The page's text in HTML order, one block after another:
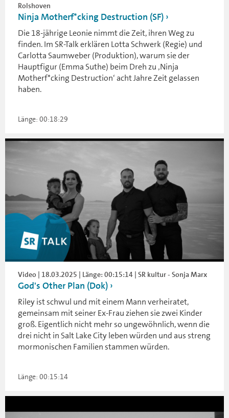
Rolshoven
Ninja Motherf*cking Destruction (SF)
Die 18-jährige Leonie nimmt die Zeit, ihren Weg zu
finden. Im SR-Talk erklären Lotta Schwerk (Regie) und
Carlotta Saumweber (Produktion), warum sie der
Hauptfigur (Emma Suthe) beim Dreh zu ‚Ninja
Motherf*cking Destruction‘ acht Jahre Zeit gelassen
haben.
Länge: 00:18:29
Video | 18.03.2025 | Länge: 00:15:14 | SR kultur - Sonja Marx
God's Other Plan (Dok)
Riley ist schwul und mit einem Mann verheiratet,
gemeinsam mit seiner Ex-Frau ziehen sie zwei Kinder
groß. Eigentlich nicht mehr so ungewöhnlich, wenn die
drei nicht in Salt Lake City leben würden und aus streng
mormonischen Familien stammen würden.
Länge: 00:15:14